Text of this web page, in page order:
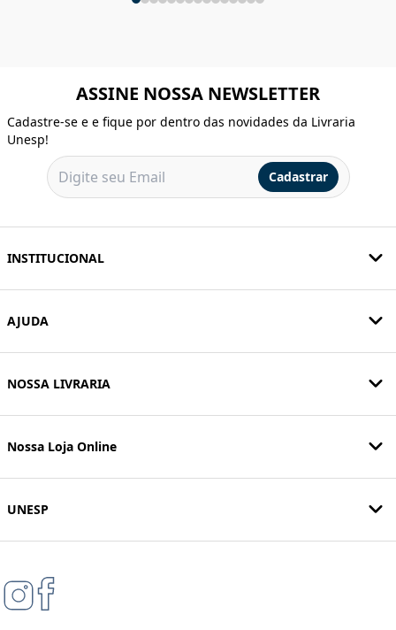
ASSINE NOSSA NEWSLETTER
Cadastre-se e e fique por dentro das novidades da Livraria
Unesp!
Cadastrar
INSTITUCIONAL
AJUDA
NOSSA LIVRARIA
Nossa Loja Online
UNESP